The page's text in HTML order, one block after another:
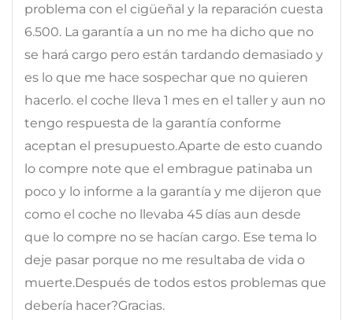
problema con el cigüeñal y la reparación cuesta
6.500. La garantía a un no me ha dicho que no
se hará cargo pero están tardando demasiado y
es lo que me hace sospechar que no quieren
hacerlo. el coche lleva 1 mes en el taller y aun no
tengo respuesta de la garantía conforme
aceptan el presupuesto.Aparte de esto cuando
lo compre note que el embrague patinaba un
poco y lo informe a la garantía y me dijeron que
como el coche no llevaba 45 días aun desde
que lo compre no se hacían cargo. Ese tema lo
deje pasar porque no me resultaba de vida o
muerte.Después de todos estos problemas que
debería hacer?Gracias.